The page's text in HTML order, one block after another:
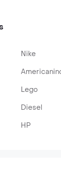
Nike
Lego
Diesel
HP